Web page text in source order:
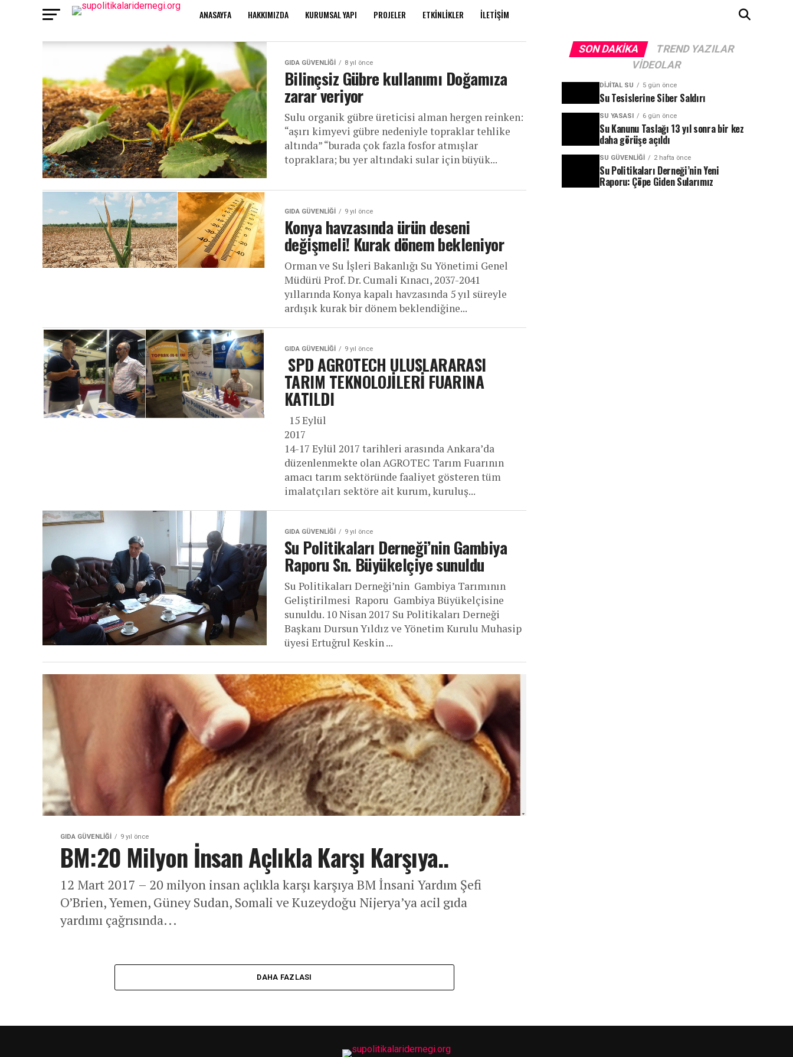
ANASAYFA HAKKIMIZDA KURUMSAL YAPI PROJELER ETKINLIKLER İLETIŞIM
GIDA GÜVENLIĞI 8 yıl önce
Bilinçsiz Gübre kullanımı Doğamıza
zarar veriyor
Sulu organik gübre üreticisi alman hergen reinken:
“aşırı kimyevi gübre nedeniyle topraklar tehlike
altında” “burada çok fazla fosfor atmışlar
topraklara; bu yer altındaki sular için büyük...
GIDA GÜVENLIĞI 9 yıl önce
Konya havzasında ürün deseni
değişmeli! Kurak dönem bekleniyor
Orman ve Su İşleri Bakanlığı Su Yönetimi Genel
Müdürü Prof. Dr. Cumali Kınacı, 2037-2041
yıllarında Konya kapalı havzasında 5 yıl süreyle
ardışık kurak bir dönem beklendiğine...
GIDA GÜVENLIĞI 9 yıl önce
SPD AGROTECH ULUSLARARASI
TARIM TEKNOLOJİLERİ FUARINA
KATILDI
15 Eylül
2017
14-17 Eylül 2017 tarihleri arasında Ankara’da
düzenlenmekte olan AGROTEC Tarım Fuarının
amacı tarım sektöründe faaliyet gösteren tüm
imalatçıları sektöre ait kurum, kuruluş...
GIDA GÜVENLIĞI 9 yıl önce
Su Politikaları Derneği’nin Gambiya
Raporu Sn. Büyükelçiye sunuldu
Su Politikaları Derneği’nin Gambiya Tarımının
Geliştirilmesi Raporu Gambiya Büyükelçisine
sunuldu. 10 Nisan 2017 Su Politikaları Derneği
Başkanı Dursun Yıldız ve Yönetim Kurulu Muhasip
üyesi Ertuğrul Keskin ...
GIDA GÜVENLIĞI 9 yıl önce
BM:20 Milyon İnsan Açlıkla Karşı Karşıya..
12 Mart 2017 – 20 milyon insan açlıkla karşı karşıya BM İnsani Yardım Şefi
O’Brien, Yemen, Güney Sudan, Somali ve Kuzeydoğu Nijerya’ya acil gıda
yardımı çağrısında...
DAHA FAZLASI
SON DAKIKA
TREND YAZILAR
VIDEOLAR
DIJITAL SU 5 gün önce
Su Tesislerine Siber Saldırı
SU YASASI 6 gün önce
Su Kanunu Taslağı 13 yıl sonra bir kez
daha görüşe açıldı
SU GÜVENLIĞI 2 hafta önce
Su Politikaları Derneği’nin Yeni
Raporu: Çöpe Giden Sularımız